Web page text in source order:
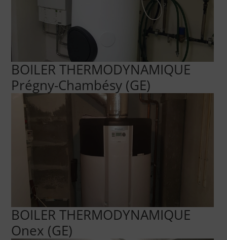
BOILER THERMODYNAMIQUE
Prégny-Chambésy (GE)
BOILER THERMODYNAMIQUE
Onex (GE)